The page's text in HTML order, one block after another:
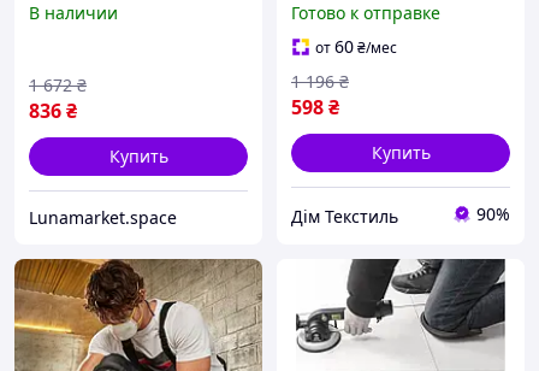
стройки, Наколенники
гелевые, QLL
В наличии
836₴
1 672 ₴
Купить
Lunamarket.space
коленей при
строительстве и
длительных ремонтных
работах
Готово к отправке
от60₴/мес
598₴
1 196 ₴
Купить
Дім Текстиль 90%